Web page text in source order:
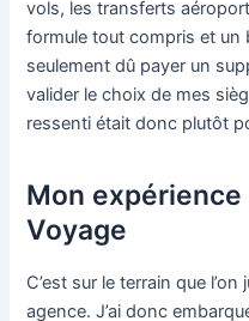
vols, les transferts
formule tout compris et un
seulement dû payer un
valider le choix de mes
ressenti était donc plutôt
Mon
Voyage
C’est sur le terrain que
agence. J’ai donc